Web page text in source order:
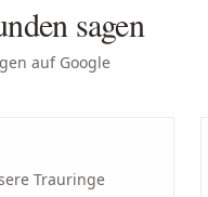
sagen
auf Google
Trauringe